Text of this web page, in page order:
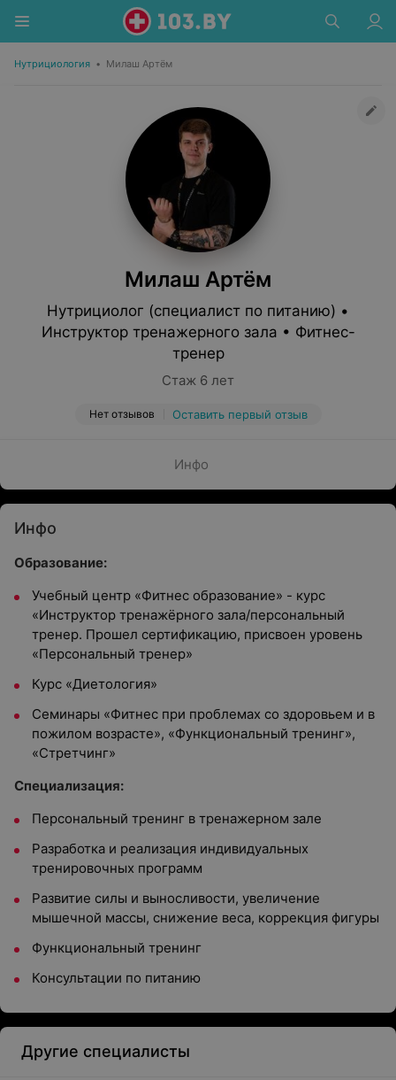
Нутрициология • Милаш Артём
Милаш Артём
Нутрициолог (специалист по питанию) •
Инструктор тренажерного зала • Фитнес-
тренер
Стаж 6 лет
Нет отзывов Оставить первый отзыв
Инфо
Инфо
Образование:
Учебный центр «Фитнес образование» - курс
«Инструктор тренажёрного зала/персональный
тренер. Прошел сертификацию, присвоен уровень
«Персональный тренер»
Курс «Диетология»
Семинары «Фитнес при проблемах со здоровьем и в
пожилом возрасте», «Функциональный тренинг»,
«Стретчинг»
Специализация:
Персональный тренинг в тренажерном зале
Разработка и реализация индивидуальных
тренировочных программ
Развитие силы и выносливости, увеличение
мышечной массы, снижение веса, коррекция фигуры
Функциональный тренинг
Консультации по питанию
Другие специалисты